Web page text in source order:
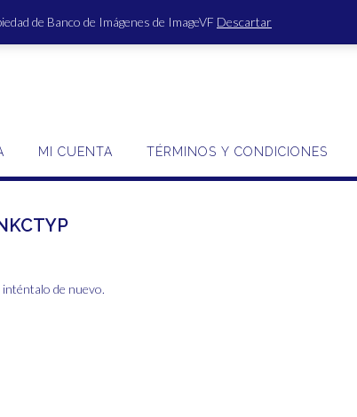
de Banco de Imágenes de ImageVF DescartarACCESO | REGISTRO
MI CUENTA TÉRMINOS Y CONDICIONES
de nuevo.